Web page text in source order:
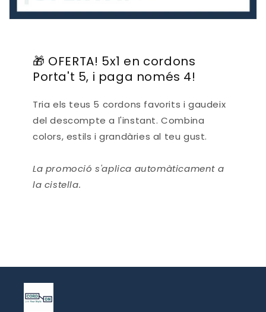
🎁 OFERTA! 5x1 en cordons
Porta't 5, i paga només 4!
Tria els teus 5 cordons favorits i gaudeix
del descompte a l'instant. Combina
colors, estils i grandàries al teu gust.
La promoció s'aplica automàticament a
la cistella.